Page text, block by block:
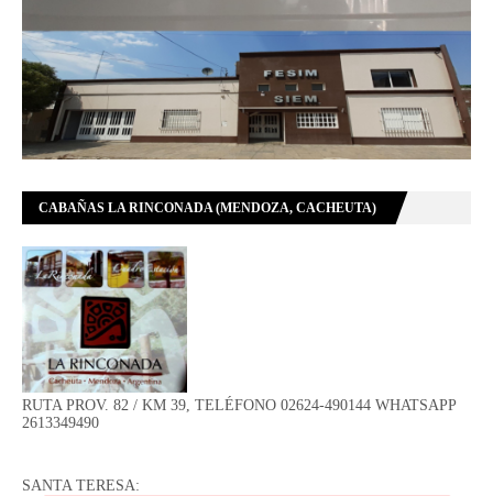
CABAÑAS LA RINCONADA (MENDOZA, CACHEUTA)
RUTA PROV. 82 / KM 39, TELÉFONO 02624-490144 WHATSAPP
2613349490
SANTA TERESA: